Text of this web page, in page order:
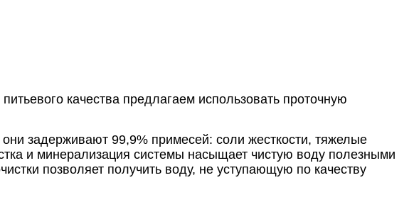
качества предлагаем использовать проточную
задерживают 99,9% примесей: соли жесткости, тяжелые
и минерализация системы насыщает чистую воду полезными
позволяет получить воду, не уступающую по качеству